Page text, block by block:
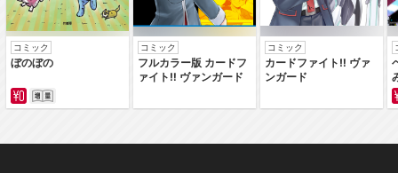
スイートプリキュア♪
スマイルプリキュア！
コミック
ぼのぼの
コミック
フルカラー版 カードフ
ァイト‼ ヴァンガード
コミック
カードファイト‼ ヴァ
ンガード